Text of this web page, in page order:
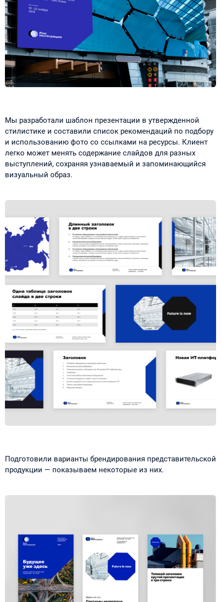
Мы разработали шаблон презентации в утвержденной
стилистике и составили список рекомендаций по подбору
и использованию фото со ссылками на ресурсы. Клиент
легко может менять содержание слайдов для разных
выступлений, сохраняя узнаваемый и запоминающийся
визуальный образ.
Подготовили варианты брендирования представительской
продукции — показываем некоторые из них.